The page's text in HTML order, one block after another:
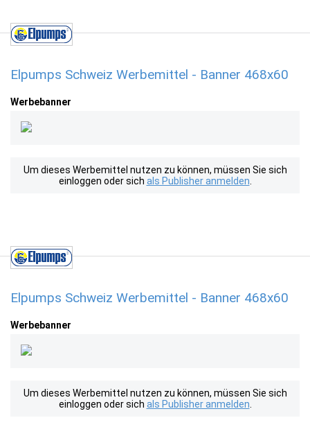
Elpumps Schweiz Werbemittel - Banner 468x60
Werbebanner
Um dieses Werbemittel nutzen zu können, müssen Sie sich
einloggen oder sich als Publisher anmelden
Elpumps Schweiz Werbemittel - Banner 468x60
Werbebanner
Um dieses Werbemittel nutzen zu können, müssen Sie sich
einloggen oder sich als Publisher anmelden